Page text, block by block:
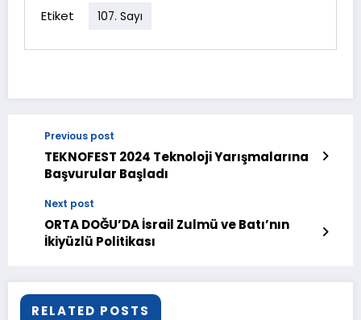
Etiket 107. Sayı
Previous post
TEKNOFEST 2024 Teknoloji Yarışmalarına
Başvurular Başladı
Next post
ORTA DOĞU’DA İsrail Zulmü ve Batı’nın
İkiyüzlü Politikası
RELATED POSTS